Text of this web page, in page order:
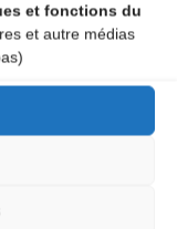
et fonctions du
et autre médias
browser for next